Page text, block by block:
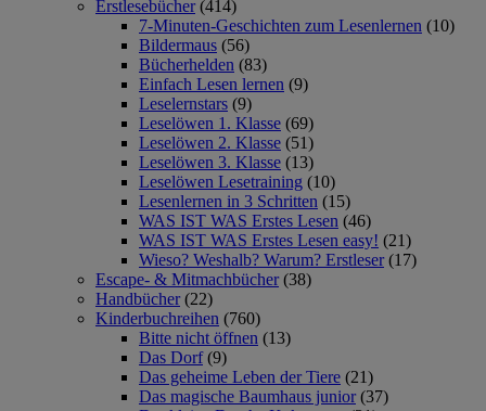
Erstlesebücher (414)
7-Minuten-Geschichten zum Lesenlernen (10)
Bildermaus (56)
Bücherhelden (83)
Einfach Lesen lernen (9)
Leselernstars (9)
Leselöwen 1. Klasse (69)
Leselöwen 2. Klasse (51)
Leselöwen 3. Klasse (13)
Leselöwen Lesetraining (10)
Lesenlernen in 3 Schritten (15)
WAS IST WAS Erstes Lesen (46)
WAS IST WAS Erstes Lesen easy! (21)
Wieso? Weshalb? Warum? Erstleser (17)
Escape- & Mitmachbücher (38)
Handbücher (22)
Kinderbuchreihen (760)
Bitte nicht öffnen (13)
Das Dorf (9)
Das geheime Leben der Tiere (21)
Das magische Baumhaus junior (37)